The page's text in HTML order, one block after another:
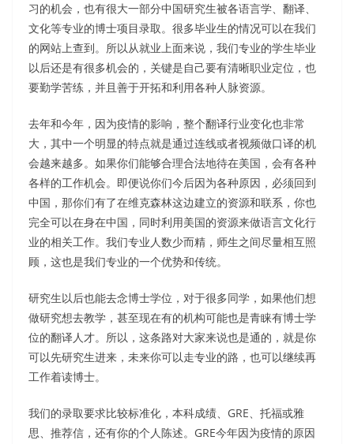
习的机会，也有很大一部分中国研究生被各语言学、翻译、
文化等专业的博士项目录取。很多毕业生的情况可以在我们
的网站上查到。所以从就业上面来说，我们专业的学生毕业
以后还是有很多机会的，关键是自己要有清晰职业定位，也
要勤学苦练，并且善于开拓和利用各种人脉资源。
去年和今年，因为疫情的影响，整个翻译行业变化也非常
大，其中一个明显的特点就是通过连线或者视频做口译的机
会越来越多。如果你们能够合理合法地待在美国，会有各种
各样的工作机会。即便说你们今后因为各种原因，必须回到
中国，那你们有了在维克森林这边建立的资源和联系，你也
完全可以在身在中国，同时利用美国的资源来做语言文化行
业的相关工作。我们专业人数少而精，师生之间尽量相互照
顾，这也是我们专业的一个优势和传统。
研究生以后也能去念博士学位，对于很多同学，如果他们想
做研究想去教学，甚至现在有的机构可能也是青睐有博士学
位的翻译人才。所以，这条路对大家来说也是通的，就是你
可以先研究生进来，未来你可以走专业的路，也可以继续再
工作着读博士。
我们的录取要求比较标准化，本科成绩、GRE、托福或雅
思、推荐信，还有你的个人陈述。GRE今年因为疫情的原因